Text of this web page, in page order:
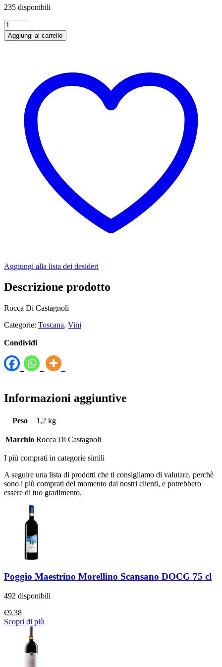
235 disponibili
Chianti
Classico
DOCG
Aggiungi al carrello
Aggiungi alla lista dei desideri
Descrizione prodotto
Rocca Di Castagnoli
Categorie: Toscana, Vini
Condividi
Informazioni aggiuntive
Peso 1,2 kg
Marchio Rocca Di Castagnoli
I più comprati in categorie simili
A seguire una lista di prodotti che ti consigliamo di valutare, perchè
sono i più comprati del momento dai nostri clienti, e potrebbero
essere di tuo gradimento.
Poggio Maestrino Morellino Scansano DOCG 75 cl
492 disponibili
€9,38
Scopri di più